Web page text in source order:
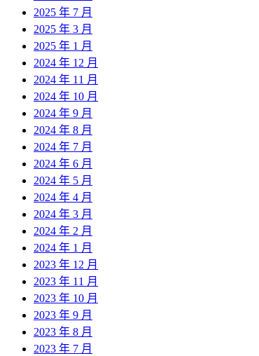
2025 年 7 月
2025 年 3 月
2025 年 1 月
2024 年 12 月
2024 年 11 月
2024 年 10 月
2024 年 9 月
2024 年 8 月
2024 年 7 月
2024 年 6 月
2024 年 5 月
2024 年 4 月
2024 年 3 月
2024 年 2 月
2024 年 1 月
2023 年 12 月
2023 年 11 月
2023 年 10 月
2023 年 9 月
2023 年 8 月
2023 年 7 月